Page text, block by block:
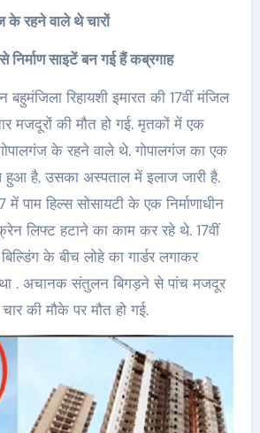
रहने वाले थे चारों
से निर्माण साइटें बन गई हैं कब्रगाह
बहुमंजिला रिहायशी इमारत की 17वीं मंजिल
मजदूरों की मौत हो गई. मृतकों में एक
के रहने वाले थे. गोपालगंज का एक
हुआ है. उसका अस्पताल में इलाज जारी है.
पाम हिल्स सोसायटी के एक निर्माणाधीन
लिफ्ट हटाने का काम कर रहे थे. 17वीं
के बीच लोहे का गार्डर लगाकर
था . अचानक संतुलन बिगड़ने से पांच मजदूर
की मौके पर मौत हो गई.